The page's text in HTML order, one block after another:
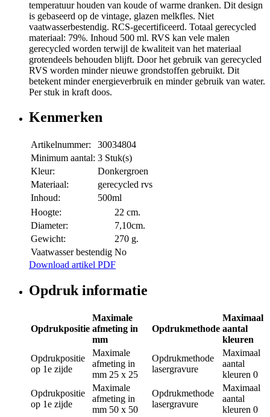
temperatuur houden van koude of warme dranken. Dit design
is gebaseerd op de vintage, glazen melkfles. Niet
vaatwasserbestendig. RCS-gecertificeerd. Totaal gerecycled
materiaal: 79%. Inhoud 500 ml. RVS kan vele malen
gerecycled worden terwijl de kwaliteit van het materiaal
grotendeels behouden blijft. Door het gebruik van gerecycled
RVS worden minder nieuwe grondstoffen gebruikt. Dit
betekent minder energieverbruik en minder gebruik van water.
Per stuk in kraft doos.
Kenmerken
Artikelnummer:
30034804
Minimum aantal: 3 Stuk(s)
Kleur:
Donkergroen
Materiaal:
gerecycled rvs
Inhoud:
500ml
Hoogte:
22 cm.
Diameter:
7,10cm.
Gewicht:
270 g.
Vaatwasser bestendig No
Download artikel PDF
Opdruk informatie
Opdrukpositie
Maximale
afmeting in
mm
Opdrukmethode
Maximaal
aantal
kleuren
Opdrukpositie
op 1e zijde
Maximale
afmeting in
mm 25 x 25
Opdrukmethode
lasergravure
Maximaal
aantal
kleuren 0
Opdrukpositie
op 1e zijde
Maximale
afmeting in
mm 50 x 50
Opdrukmethode
lasergravure
Maximaal
aantal
kleuren 0